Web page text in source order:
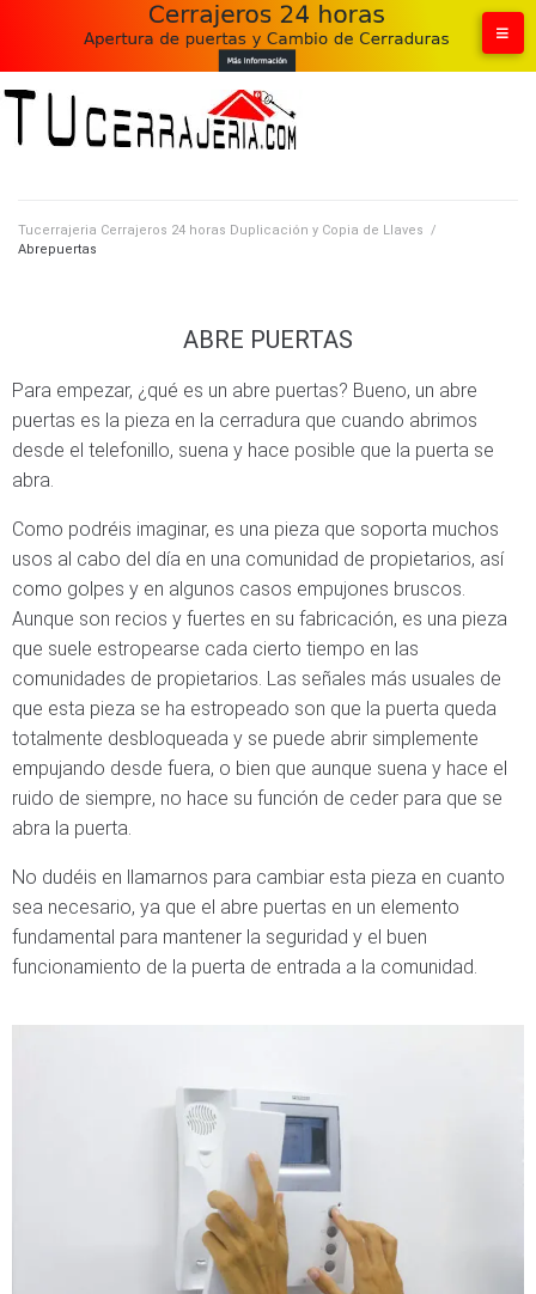
Tucerrajeria Cerrajeros 24 horas Duplicación y Copia de Llaves /
Abrepuertas
ABRE PUERTAS
Para empezar, ¿qué es un abre puertas? Bueno, un abre
puertas es la pieza en la cerradura que cuando abrimos
desde el telefonillo, suena y hace posible que la puerta se
abra.
Como podréis imaginar, es una pieza que soporta muchos
usos al cabo del día en una comunidad de propietarios, así
como golpes y en algunos casos empujones bruscos.
Aunque son recios y fuertes en su fabricación, es una pieza
que suele estropearse cada cierto tiempo en las
comunidades de propietarios. Las señales más usuales de
que esta pieza se ha estropeado son que la puerta queda
totalmente desbloqueada y se puede abrir simplemente
empujando desde fuera, o bien que aunque suena y hace el
ruido de siempre, no hace su función de ceder para que se
abra la puerta.
No dudéis en llamarnos para cambiar esta pieza en cuanto
sea necesario, ya que el abre puertas en un elemento
fundamental para mantener la seguridad y el buen
funcionamiento de la puerta de entrada a la comunidad.